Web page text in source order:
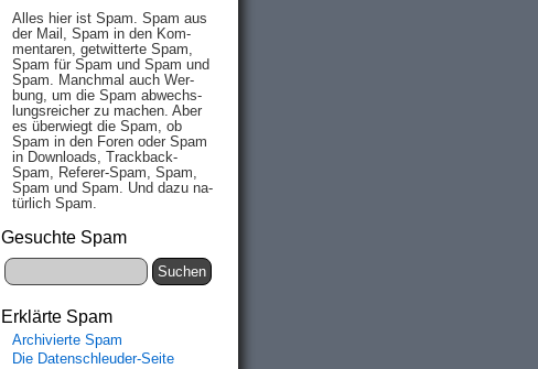
Alles hier ist Spam. Spam aus
der Mail, Spam in den Kom­
men­taren, ge­twit­ter­te Spam,
Spam für Spam und Spam und
Spam. Manch­mal auch Wer­
bung, um die Spam ab­wechs­
lungs­reich­er zu mach­en. Aber
es über­wiegt die Spam, ob
Spam in den Fo­ren oder Spam
in Down­loads, Track­back-
Spam, Re­fe­rer-Spam, Spam,
Spam und Spam. Und da­zu na­
tür­lich Spam.
Gesuchte Spam
Erklärte Spam
Archivierte Spam
Die Datenschleuder-Seite